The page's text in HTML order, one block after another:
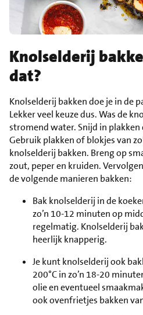
Knolselderij
dat?
Knolselderij bakken doe je in de
Lekker veel keuze dus. Was de
stromend water. Snijd in plakken
Gebruik plakken of blokjes van
knolselderij bakken. Breng op
zout, peper en kruiden.
de volgende manieren bakken:
Bak knolselderij in de
zo’n 10-12 minuten op
regelmatig. Knolselderij
heerlijk knapperig.
Je kunt knolselderij ook
200°C in zo’n 18-20
olie en eventueel
ook ovenfrietjes bakken